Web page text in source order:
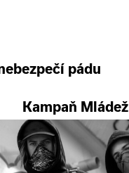
pádu
Kampaň Mládež